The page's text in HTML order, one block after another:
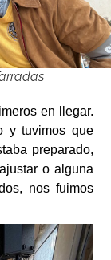
en llegar.
y tuvimos que
preparado,
o alguna
nos fuimos